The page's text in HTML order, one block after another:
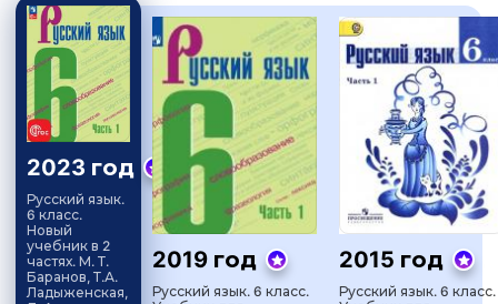
2023 год
Русский язык.
6 класс.
Новый
учебник в 2
частях. М. Т.
Баранов, Т.А.
Ладыженская,
2019 год
Русский язык. 6 класс.
2015 год
Русский язык. 6 класс.